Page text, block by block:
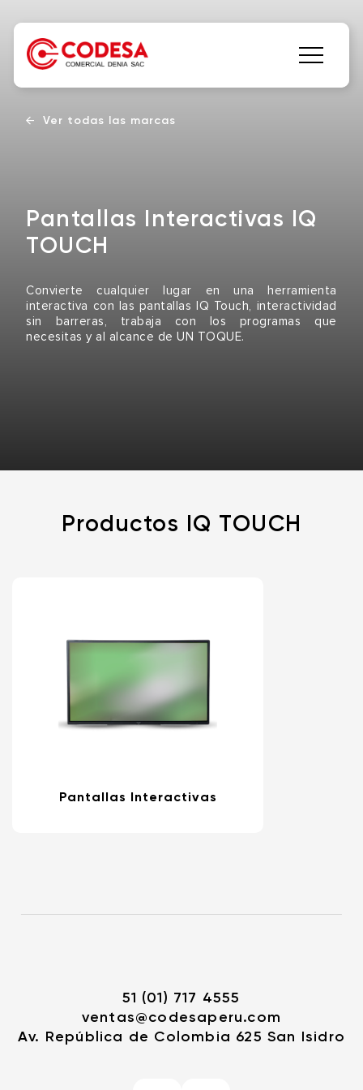
Ver todas las marcas
Pantallas Interactivas IQ
TOUCH
Convierte cualquier lugar en una herramienta
interactiva con las pantallas IQ Touch, interactividad
sin barreras, trabaja con los programas que
necesitas y al alcance de UN TOQUE.
Productos IQ TOUCH
Pantallas Interactivas
51 (01) 717 4555
ventas@codesaperu.com
Av. República de Colombia 625 San Isidro